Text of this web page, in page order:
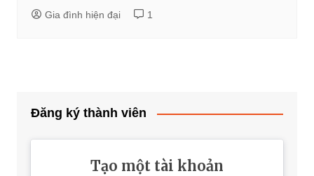
Gia đình hiện đại 1
Đăng ký thành viên
Tạo một tài khoản